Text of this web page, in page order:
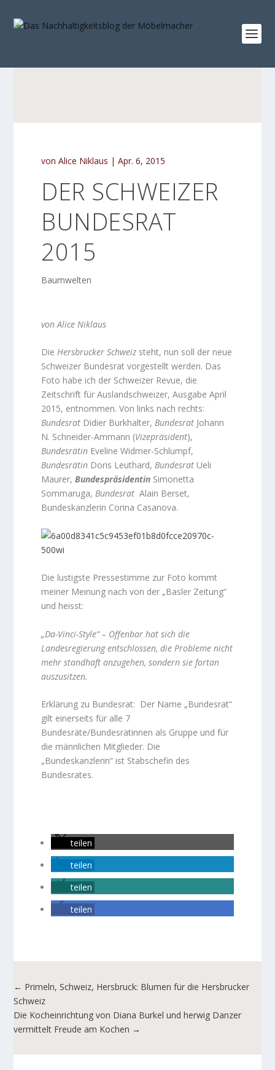
vonAlice Niklaus |Apr. 6, 2015
DER SCHWEIZER
BUNDESRAT
2015
Baumwelten
von Alice Niklaus
DieHersbrucker Schweiz steht, nun soll der neue
Schweizer Bundesrat vorgestellt werden. Das
Foto habe ich der Schweizer Revue, die
Zeitschrift für Auslandschweizer, Ausgabe April
2015, entnommen. Von links nach rechts:
Bundesrat Didier Burkhalter,Bundesrat Johann
N. Schneider-Ammann (Vizepräsident),
Bundesrätin Eveline Widmer-Schlumpf,
Bundesrätin Doris Leuthard,Bundesrat Ueli
Maurer,Bundespräsidentin Simonetta
Sommaruga,Bundesrat Alain Berset,
Bundeskanzlerin Corina Casanova.
Die lustigste Pressestimme zur Foto kommt
meiner Meinung nach von der „Basler Zeitung“
und heisst:
„Da-Vinci-Style“ – Offenbar hat sich die
Landesregierung entschlossen, die Probleme nicht
mehr standhaft anzugehen, sondern sie fortan
auszusitzen.
Erklärung zu Bundesrat: Der Name „Bundesrat“
gilt einerseits für alle 7
Bundesräte/Bundesrätinnen als Gruppe und für
die männlichen Mitglieder. Die
„Bundeskanzlerin“ ist Stabschefin des
Bundesrates.
teilen
teilen
teilen
teilen
← Primeln, Schweiz, Hersbruck: Blumen für die Hersbrucker
Schweiz
Die Kocheinrichtung von Diana Burkel und herwig Danzer
vermittelt Freude am Kochen →